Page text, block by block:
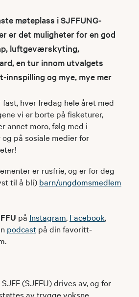
møteplass i SJFFUNG-
er det muligheter for en god
luftgeværskyting,
en tur innom utvalgets
innspilling og mye, mye mer
hver fredag hele året med
vi er borte på fisketurer,
annet moro, følg med i
på sosiale medier for
er rusfrie, og er for deg
til å bli) barn/ungdomsmedlem
på Instagram, Facebook,
podcast på din favoritt-
(SJFFU) drives av, og for
av trygge voksne